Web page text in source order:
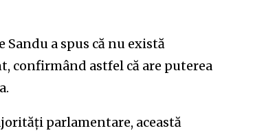
a spus că nu există
astfel că are puterea
parlamentare, această